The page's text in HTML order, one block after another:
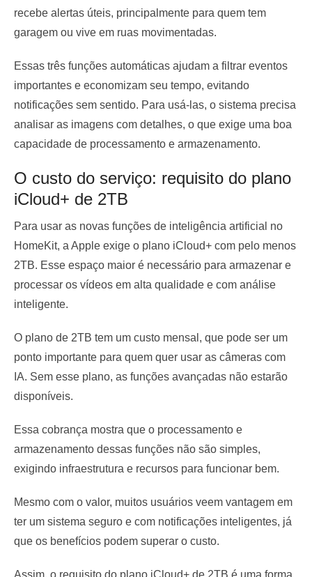
recebe alertas úteis, principalmente para quem tem
garagem ou vive em ruas movimentadas.
Essas três funções automáticas ajudam a filtrar eventos
importantes e economizam seu tempo, evitando
notificações sem sentido. Para usá-las, o sistema precisa
analisar as imagens com detalhes, o que exige uma boa
capacidade de processamento e armazenamento.
O custo do serviço: requisito do plano
iCloud+ de 2TB
Para usar as novas funções de inteligência artificial no
HomeKit, a Apple exige o plano iCloud+ com pelo menos
2TB. Esse espaço maior é necessário para armazenar e
processar os vídeos em alta qualidade e com análise
inteligente.
O plano de 2TB tem um custo mensal, que pode ser um
ponto importante para quem quer usar as câmeras com
IA. Sem esse plano, as funções avançadas não estarão
disponíveis.
Essa cobrança mostra que o processamento e
armazenamento dessas funções não são simples,
exigindo infraestrutura e recursos para funcionar bem.
Mesmo com o valor, muitos usuários veem vantagem em
ter um sistema seguro e com notificações inteligentes, já
que os benefícios podem superar o custo.
Assim, o requisito do plano iCloud+ de 2TB é uma forma